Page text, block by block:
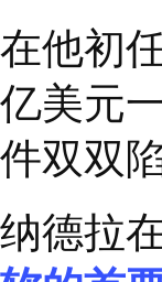
2022
公司首
受访
扭转颓